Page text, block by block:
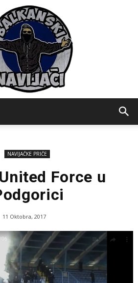
NAVIJAČKE PRIČE
Force u
11 Oktobra, 2017